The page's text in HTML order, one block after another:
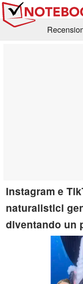
Instagram e
naturalistici
diventando un